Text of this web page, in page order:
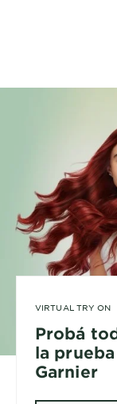
VIRTUAL TRY ON
Probá
la
Garnier